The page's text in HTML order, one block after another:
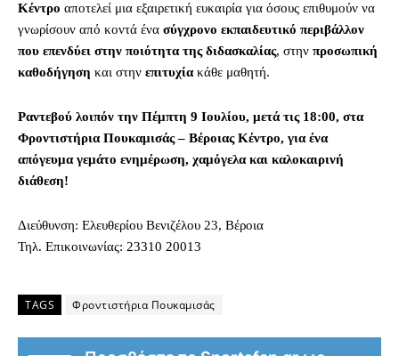
Κέντρο αποτελεί μια εξαιρετική ευκαιρία για όσους επιθυμούν να
γνωρίσουν από κοντά ένα σύγχρονο εκπαιδευτικό περιβάλλον
που επενδύει στην ποιότητα της διδασκαλίας, στην προσωπική
καθοδήγηση και στην επιτυχίακάθε μαθητή.
Ραντεβού λοιπόν την Πέμπτη 9 Ιουλίου, μετά τις 18:00, στα
Φροντιστήρια Πουκαμισάς – Βέροιας Κέντρο, για ένα
απόγευμα γεμάτο ενημέρωση, χαμόγελα και καλοκαιρινή
διάθεση!
Διεύθυνση: Ελευθερίου Βενιζέλου 23, Βέροια
Τηλ. Επικοινωνίας: 23310 20013
TAGS Φροντιστήρια Πουκαμισάς